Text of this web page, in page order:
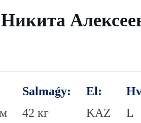
Salmaǵy:
42 кг
El:
KAZ
L